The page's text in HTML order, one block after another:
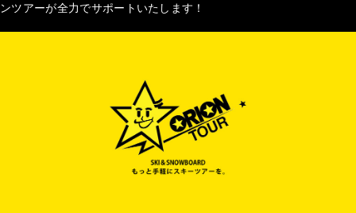
ンツアーが全力でサポートいたします！